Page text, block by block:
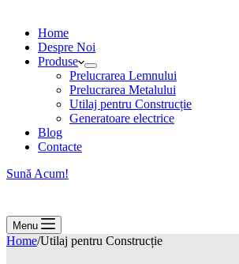
Home
Despre Noi
Produse
Prelucrarea Lemnului
Prelucrarea Metalului
Utilaj pentru Construcție
Generatoare electrice
Blog
Contacte
Sună Acum!
Menu
Home/Utilaj pentru Construcție